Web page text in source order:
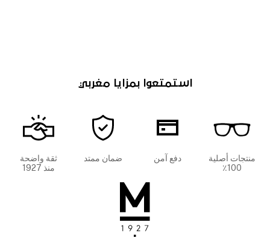
استمتعوا بمزايا مغربي
منتجات أصلية
100٪
دفع آمن ضمان ممتد
ثقة واضحة
منذ 1927